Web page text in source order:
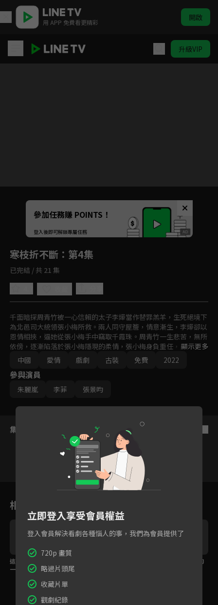
用 APP 免費看更精彩 開啟
升級VIP
Unmute
如有不便請見諒
參加任務賺 POINTS！
登入後即可解鎖專屬任務
寒枝折不斷 ：第4集
已完結 / 共 21 集
千面暗探周青竹被一心信賴的太子李燁當作替罪羔羊，生死絕境下
為北邑司大統領張小梅所救。兩人同守屋簷，情意漸生，李燁卻以
恩情相挾，逼她從張小梅手中竊取千霞珠。周青竹一生悲苦，無所
依傍，逐漸陷落於張小梅隱現的柔情，張小梅身負重任，隱忍克
制，卻割捨不掉周青竹的燦爛。家族、仇恨、前緣、皇權…一道道
枷鎖阻隔在二人之間，兩人不斷前行，只為一刻相守。
梅下雪紛紛，寒枝折不斷，她會跨過生死，與他再次相見。
顯示更多
中國
愛情 戲劇 古裝 免費 2022
參與演員
朱麗嵐 李菲 張景昀
集數列表
3 4 5
相關花絮
這一次我要和你一直在
一起！
留下來我保護你，你的
立即登入享受會員權益
登入會員解決看劇各種惱人的事，我們為會員提供了
720p 畫質
略過片頭尾
收藏片單
觀劇紀錄